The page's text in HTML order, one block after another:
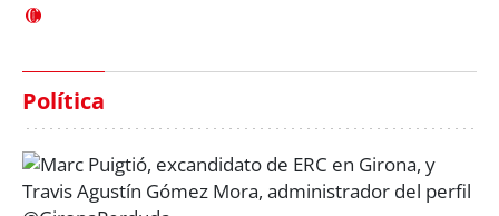
Política